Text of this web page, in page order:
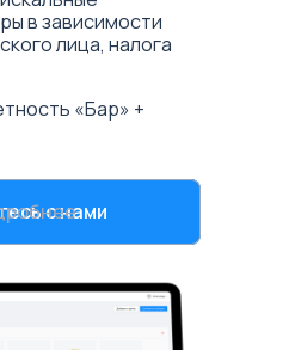
в зависимости
лица, налога
«Бар» +
с нами